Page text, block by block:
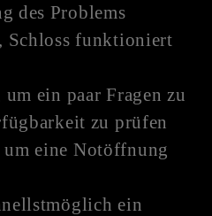
des Problems
Schloss funktioniert
ein paar Fragen zu
zu prüfen
um eine Notöffnung
ein